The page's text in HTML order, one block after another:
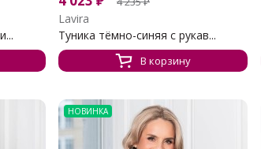
Lavira
Туника тёмно-синяя с рукав...
В корзину
НОВИНКА